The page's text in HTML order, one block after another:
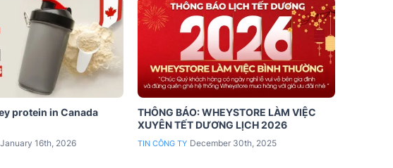
protein in Canada
January 16th, 2026
THÔNG BÁO: WHEYSTORE LÀM VIỆC
XUYÊN TẾT DƯƠNG LỊCH 2026
TIN CÔNG TY December 30th, 2025